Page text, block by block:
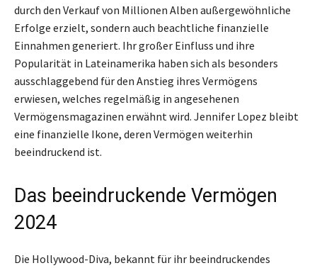
durch den Verkauf von Millionen Alben außergewöhnliche
Erfolge erzielt, sondern auch beachtliche finanzielle
Einnahmen generiert. Ihr großer Einfluss und ihre
Popularität in Lateinamerika haben sich als besonders
ausschlaggebend für den Anstieg ihres Vermögens
erwiesen, welches regelmäßig in angesehenen
Vermögensmagazinen erwähnt wird. Jennifer Lopez bleibt
eine finanzielle Ikone, deren Vermögen weiterhin
beeindruckend ist.
Das beeindruckende Vermögen
2024
Die Hollywood-Diva, bekannt für ihr beeindruckendes